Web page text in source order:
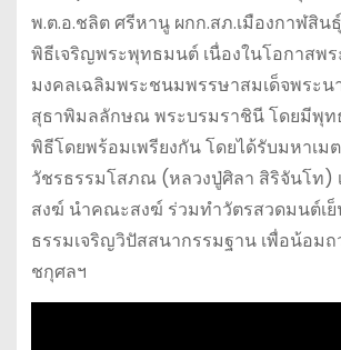
พ.ต.อ.ชลิต ศรีหานู ผกก.สภ.เมืองกาฬสิน
พิธีเจริญพระพุทธมนต์ เนื่องในโอกาสพ
มงคลเฉลิมพระชนมพรรษาสมเด็จพระน
สุธาพิมลลักษณ พระบรมราชินี โดยมีพุ
พิธีโดยพร้อมเพรียงกัน โดยได้รับมหาเม
วัชรธรรมโสภณ (หลวงปู่ศิลา สิริจันโท)
สงฆ์ นำคณะสงฆ์ ร่วมทำวัตรสวดมนต์เ
ธรรมเจริญวิปัสสนากรรมฐาน เพื่อน้อมถ
ชกุศลฯ